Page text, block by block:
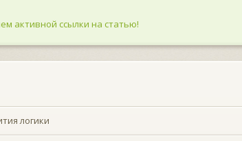
активной ссылки на статью!
логики